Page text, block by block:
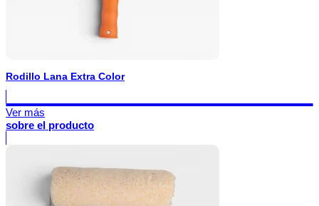
Rodillo Lana Extra Color
Ver más
sobre el producto